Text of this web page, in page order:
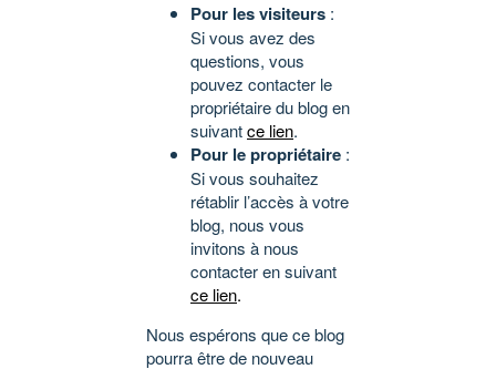
Pour les visiteurs :
Si vous avez des
questions, vous
pouvez contacter le
propriétaire du blog en
suivantce lien.
Pour le propriétaire :
Si vous souhaitez
rétablir l’accès à votre
blog, nous vous
invitons à nous
contacter en suivant
ce lien.
Nous espérons que ce blog
pourra être de nouveau